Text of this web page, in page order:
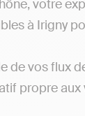
votre
à Irigny
de vos flux
propre aux